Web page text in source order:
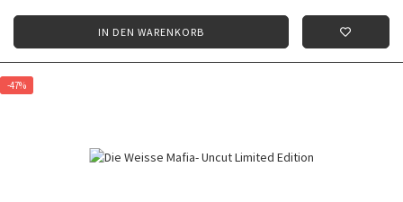
IN DEN WARENKORB
-47%